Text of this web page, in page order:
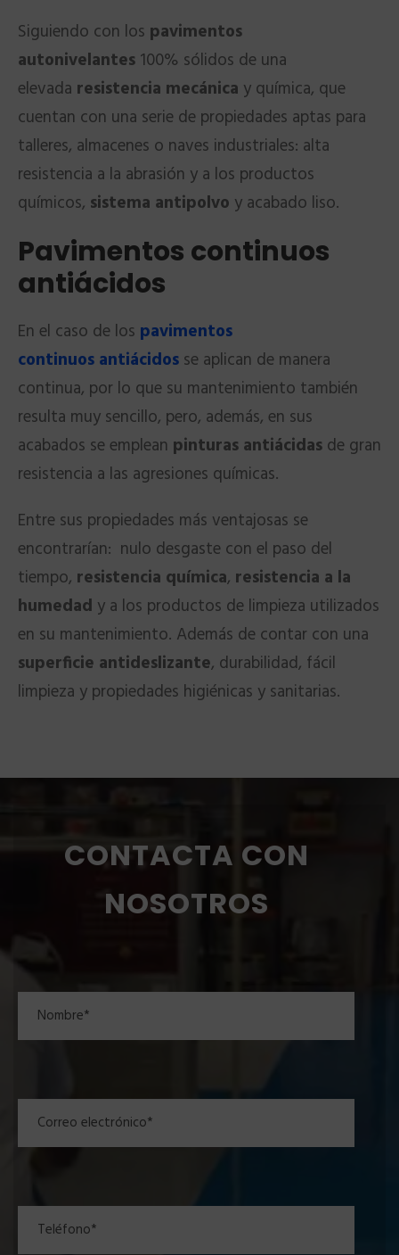
Siguiendo con los pavimentos
autonivelantes 100% sólidos de una
elevada resistencia mecánica y química, que
cuentan con una serie de propiedades aptas para
talleres, almacenes o naves industriales: alta
resistencia a la abrasión y a los productos
químicos, sistema antipolvo y acabado liso.
Pavimentos continuos
antiácidos
En el caso de los pavimentos
continuos antiácidos se aplican de manera
continua, por lo que su mantenimiento también
resulta muy sencillo, pero, además, en sus
acabados se emplean pinturas antiácidas de gran
resistencia a las agresiones químicas.
Entre sus propiedades más ventajosas se
encontrarían: nulo desgaste con el paso del
tiempo, resistencia química, resistencia a la
humedad y a los productos de limpieza utilizados
en su mantenimiento. Además de contar con una
superficie antideslizante, durabilidad, fácil
limpieza y propiedades higiénicas y sanitarias.
CONTACTA CON
NOSOTROS